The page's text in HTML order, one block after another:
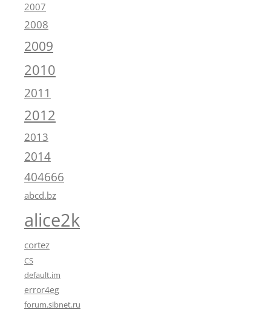
2007
2008
2009
2010
2011
2012
2013
2014
404666
abcd.bz
alice2k
cortez
CS
default.im
error4eg
forum.sibnet.ru